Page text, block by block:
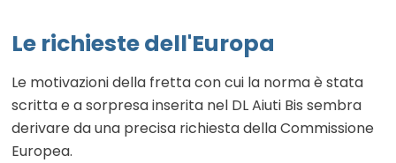
Le richieste dell'Europa
Le motivazioni della fretta con cui la norma è stata
scritta e a sorpresa inserita nel DL Aiuti Bis sembra
derivare da una precisa richiesta della Commissione
Europea.